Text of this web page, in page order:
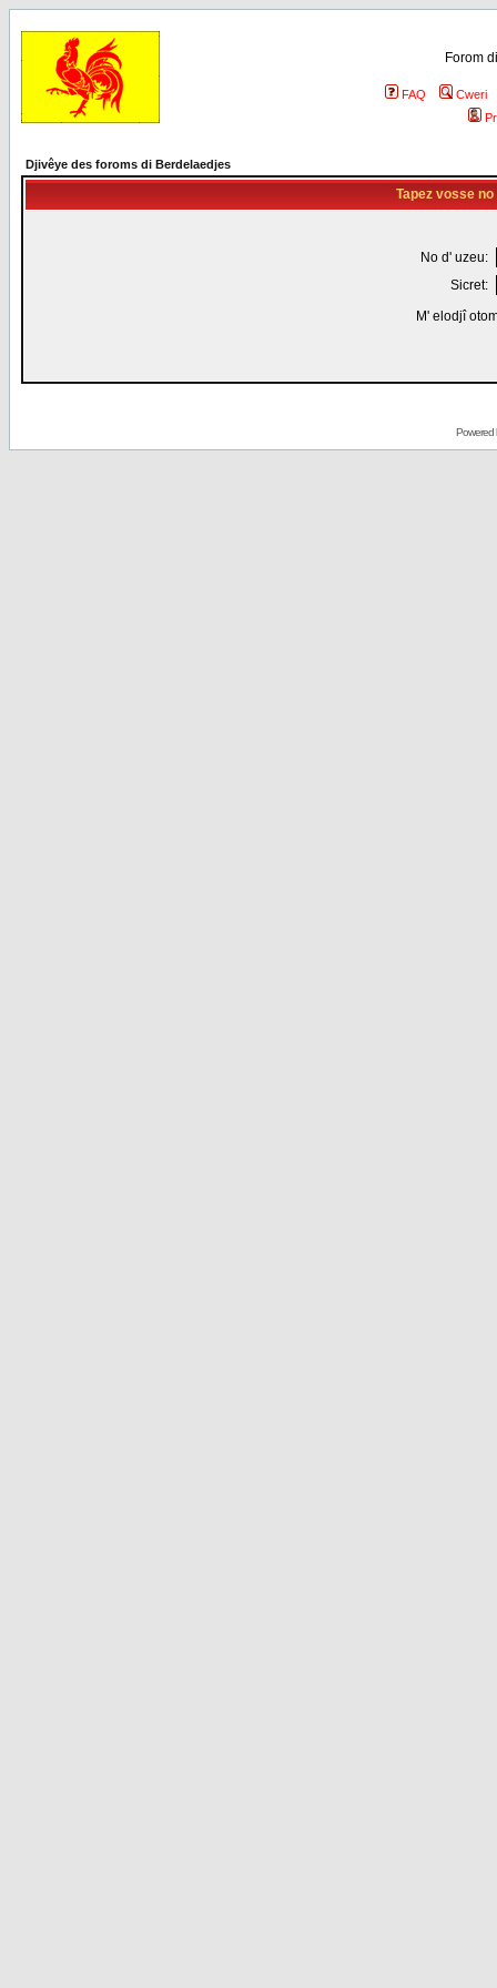
Forom
FAQ
Cweri
Djivêye des foroms di Berdelaedjes
Tapez vosse
No d' uzeu:
Sicret:
M' elodjî
Powered